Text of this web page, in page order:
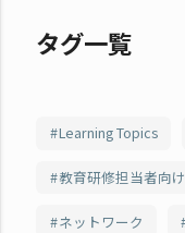
タグ一覧
Learning Topics
教育研修担当者向け
ネットワーク